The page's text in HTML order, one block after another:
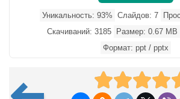
Уникальность: 93% Слайдов: 7
Скачиваний: 3185
Размер: 0.67 MB
Формат: ppt / pptx